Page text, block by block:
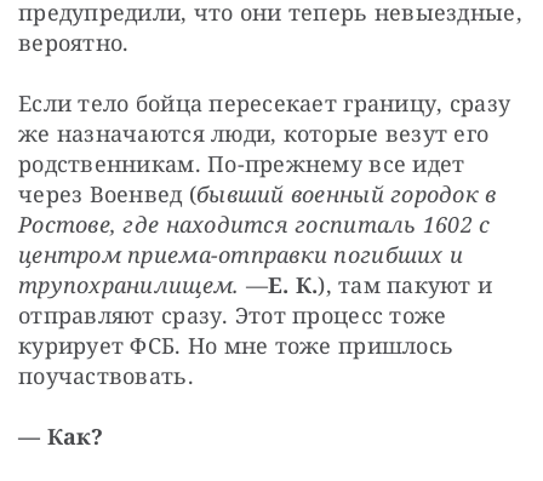
предупредили, что они теперь невыездные,
вероятно.
Если тело бойца пересекает границу, сразу
же назначаются люди, которые везут его
родственникам. По-прежнему все идет
через Военвед (бывший военный городок в
Ростове, где находится госпиталь 1602 с
центром приема-отправки погибших и
трупохранилищем. —Е. К.), там пакуют и
отправляют сразу. Этот процесс тоже
курирует ФСБ. Но мне тоже пришлось
поучаствовать.
— Как?